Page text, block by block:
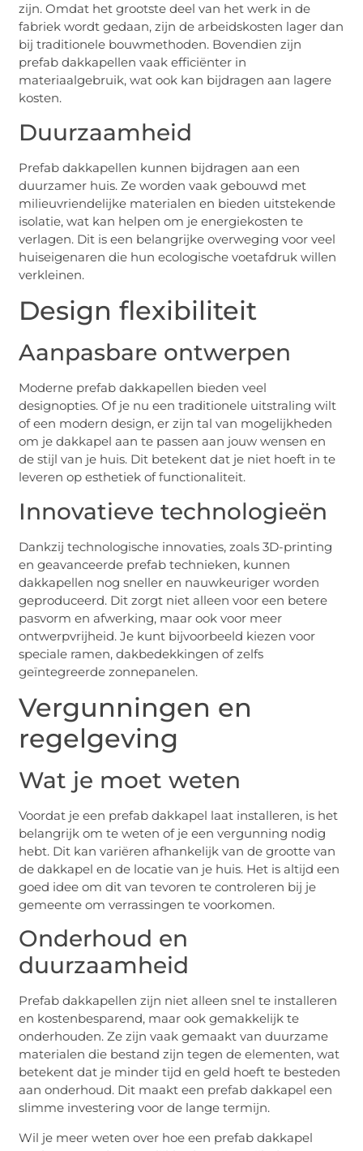
zijn. Omdat het grootste deel van het werk in de
fabriek wordt gedaan, zijn de arbeidskosten lager dan
bij traditionele bouwmethoden. Bovendien zijn
prefab dakkapellen vaak efficiënter in
materiaalgebruik, wat ook kan bijdragen aan lagere
kosten.
Duurzaamheid
Prefab dakkapellen kunnen bijdragen aan een
duurzamer huis. Ze worden vaak gebouwd met
milieuvriendelijke materialen en bieden uitstekende
isolatie, wat kan helpen om je energiekosten te
verlagen. Dit is een belangrijke overweging voor veel
huiseigenaren die hun ecologische voetafdruk willen
verkleinen.
Design flexibiliteit
Aanpasbare ontwerpen
Moderne prefab dakkapellen bieden veel
designopties. Of je nu een traditionele uitstraling wilt
of een modern design, er zijn tal van mogelijkheden
om je dakkapel aan te passen aan jouw wensen en
de stijl van je huis. Dit betekent dat je niet hoeft in te
leveren op esthetiek of functionaliteit.
Innovatieve technologieën
Dankzij technologische innovaties, zoals 3D-printing
en geavanceerde prefab technieken, kunnen
dakkapellen nog sneller en nauwkeuriger worden
geproduceerd. Dit zorgt niet alleen voor een betere
pasvorm en afwerking, maar ook voor meer
ontwerpvrijheid. Je kunt bijvoorbeeld kiezen voor
speciale ramen, dakbedekkingen of zelfs
geïntegreerde zonnepanelen.
Vergunningen en
regelgeving
Wat je moet weten
Voordat je een prefab dakkapel laat installeren, is het
belangrijk om te weten of je een vergunning nodig
hebt. Dit kan variëren afhankelijk van de grootte van
de dakkapel en de locatie van je huis. Het is altijd een
goed idee om dit van tevoren te controleren bij je
gemeente om verrassingen te voorkomen.
Onderhoud en
duurzaamheid
Prefab dakkapellen zijn niet alleen snel te installeren
en kostenbesparend, maar ook gemakkelijk te
onderhouden. Ze zijn vaak gemaakt van duurzame
materialen die bestand zijn tegen de elementen, wat
betekent dat je minder tijd en geld hoeft te besteden
aan onderhoud. Dit maakt een prefab dakkapel een
slimme investering voor de lange termijn.
Wil je meer weten over hoe een prefab dakkapel